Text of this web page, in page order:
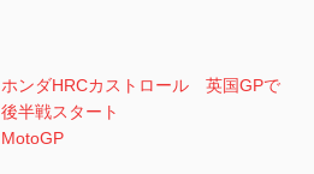
ホンダHRCカストロール 英国GPで
後半戦スタート
MotoGP